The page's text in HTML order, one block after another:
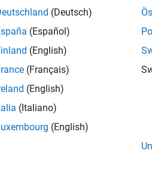
Case Results
results of a test case in the
Simulation to Baseline Data
a model and compare signals to
Test Failures and Modify
signals in test failures and
Test Results with Custom Scripts
scripts that post-process results
(Deutsch)
(Español)
(English)
(Français)
(English)
(Italiano)
(English)